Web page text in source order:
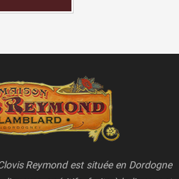
Reymond est située en Dordogne